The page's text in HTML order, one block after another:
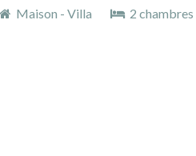
Maison - Villa
2 chambres